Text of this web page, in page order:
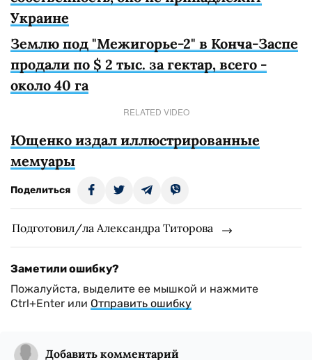
Украине
Землю под "Межигорье-2" в Конча-Заспе
продали по $ 2 тыс. за гектар, всего -
около 40 га
RELATED VIDEO
Ющенко издал иллюстрированные
мемуары
Поделиться
Подготовил/ла Александра Титорова
Заметили ошибку?
Пожалуйста, выделите ее мышкой и нажмите
Ctrl+Enter или Отправить ошибку
Добавить комментарий